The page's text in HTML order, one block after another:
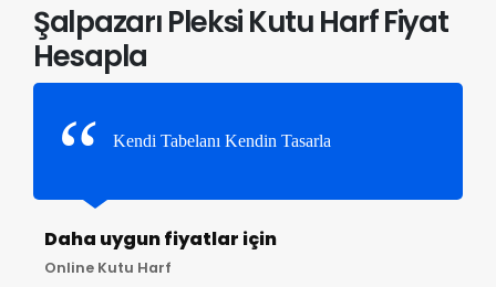
Şalpazarı Pleksi Kutu Harf Fiyat
Hesapla
Kendi Tabelanı Kendin Tasarla
Daha uygun fiyatlar için
Online Kutu Harf